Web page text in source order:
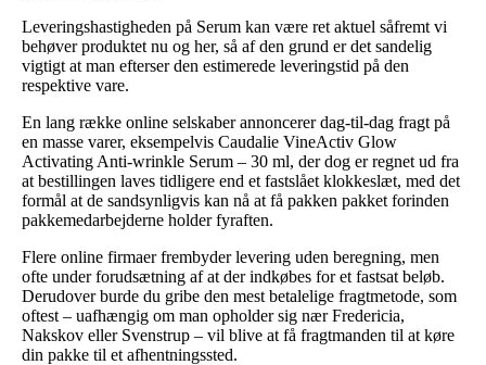
Leveringshastigheden på Serum kan være ret aktuel såfremt vi
behøver produktet nu og her, så af den grund er det sandelig
vigtigt at man efterser den estimerede leveringstid på den
respektive vare.
En lang række online selskaber annoncerer dag-til-dag fragt på
en masse varer, eksempelvis Caudalie VineActiv Glow
Activating Anti-wrinkle Serum – 30 ml, der dog er regnet ud fra
at bestillingen laves tidligere end et fastslået klokkeslæt, med det
formål at de sandsynligvis kan nå at få pakken pakket forinden
pakkemedarbejderne holder fyraften.
Flere online firmaer frembyder levering uden beregning, men
ofte under forudsætning af at der indkøbes for et fastsat beløb.
Derudover burde du gribe den mest betalelige fragtmetode, som
oftest – uafhængig om man opholder sig nær Fredericia,
Nakskov eller Svenstrup – vil blive at få fragtmanden til at køre
din pakke til et afhentningssted.